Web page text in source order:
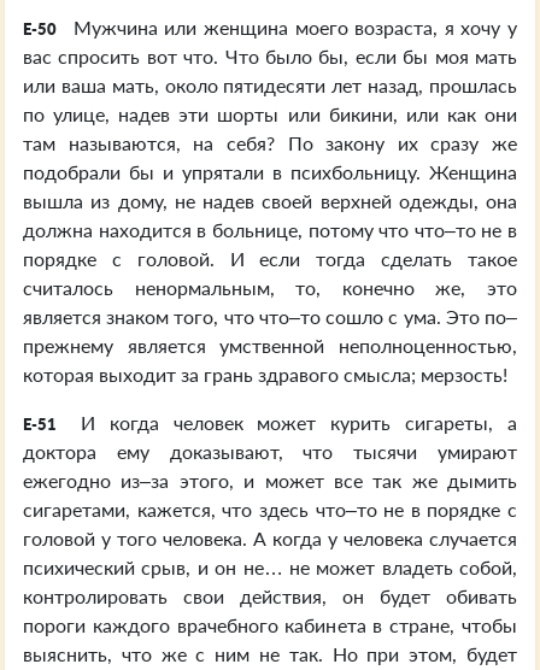
E-50
Мужчина или женщина моего возраста, я хочу у
вас спросить вот что. Что было бы, если бы моя мать
или ваша мать, около пятидесяти лет назад, прошлась
по улице, надев эти шорты или бикини, или как они
там называются, на себя? По закону их сразу же
подобрали бы и упрятали в психбольницу. Женщина
вышла из дому, не надев своей верхней одежды, она
должна находится в больнице, потому что что–то не в
порядке с головой. И если тогда сделать такое
считалось ненормальным, то, конечно же, это
является знаком того, что что–то сошло с ума. Это по–
прежнему является умственной неполноценностью,
которая выходит за грань здравого смысла; мерзость!
E-51
И когда человек может курить сигареты, а
доктора ему доказывают, что тысячи умирают
ежегодно из–за этого, и может все так же дымить
сигаретами, кажется, что здесь что–то не в порядке с
головой у того человека. А когда у человека случается
психический срыв, и он не… не может владеть собой,
контролировать свои действия, он будет обивать
пороги каждого врачебного кабинета в стране, чтобы
выяснить, что же с ним не так. Но при этом, будет